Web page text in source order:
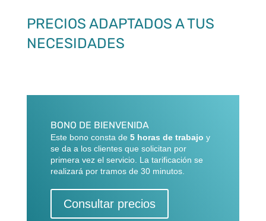
PRECIOS ADAPTADOS A TUS
NECESIDADES
BONO DE BIENVENIDA
Este bono consta de 5 horas de trabajo y
se da a los clientes que solicitan por
primera vez el servicio. La tarificación se
realizará por tramos de 30 minutos.
Consultar precios